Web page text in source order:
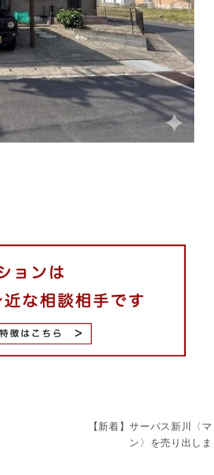
【新着】サーパス新川〈マ
ン〉を売り出し